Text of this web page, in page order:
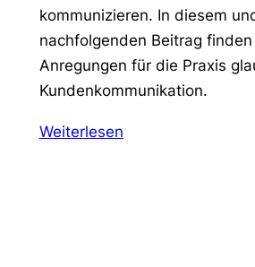
kommunizieren. In diesem
nachfolgenden Beitrag finden
Anregungen für die Praxis
Kundenkommunikation.
Weiterlesen